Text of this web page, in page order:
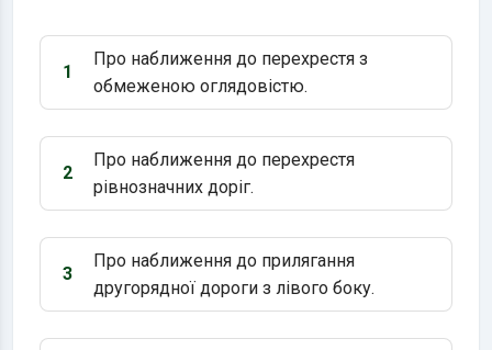
Варіант 1:
1
Про наближення до перехрестя з
обмеженою оглядовістю.
Варіант 2:
2
Про наближення до перехрестя
рівнозначних доріг.
Варіант 3:
3
Про наближення до прилягання
другорядної дороги з лівого боку.